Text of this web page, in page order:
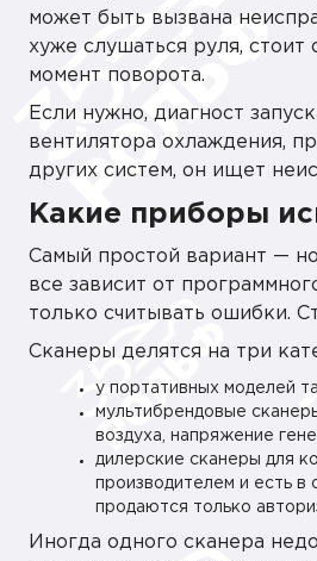
может быть вызвана
хуже слушаться руля,
момент поворота.
Если нужно, диагност
вентилятора охлаждения,
других систем, он ищет
Какие приборы
Самый простой вариант —
все зависит от
только считывать ошибки.
Сканеры делятся на три
у портативных моделей
мультибрендовые
воздуха, напряжение
дилерские сканеры для
производителем и есть
продаются только
Иногда одного сканера